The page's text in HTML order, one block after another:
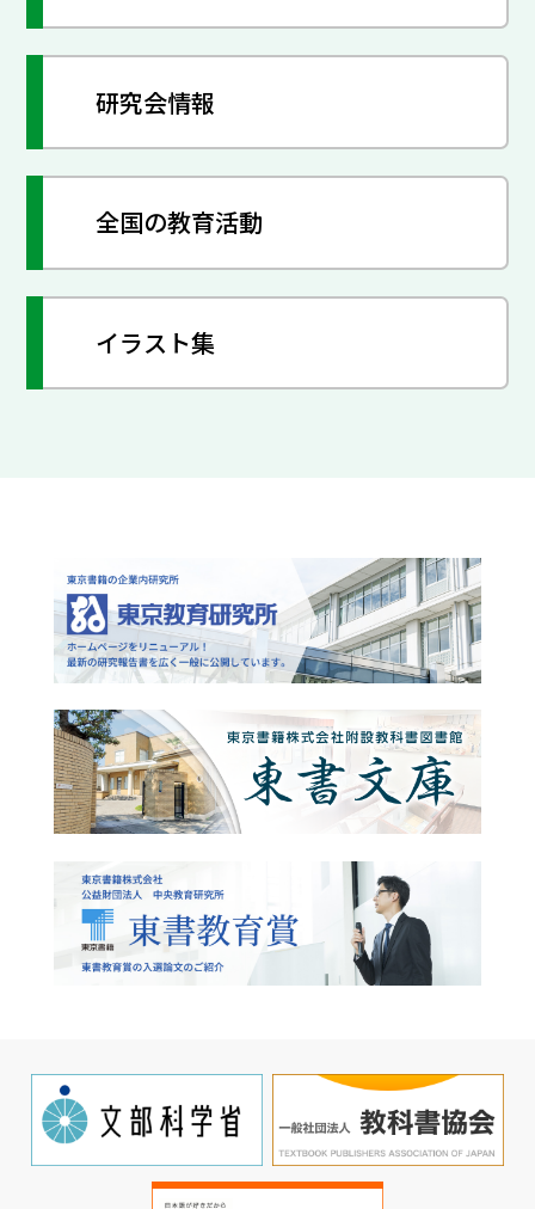
研究会情報
全国の教育活動
イラスト集